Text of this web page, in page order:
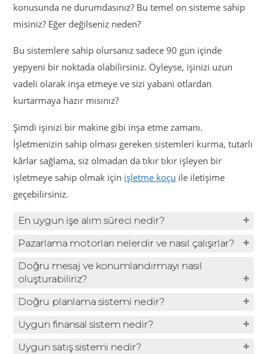
konusunda ne durumdasınız? Bu temel on sisteme sahip
misiniz? Eğer değilseniz neden?
Bu sistemlere sahip olursanız sadece 90 gün içinde
yepyeni bir noktada olabilirsiniz. Öyleyse, işinizi uzun
vadeli olarak inşa etmeye ve sizi yabani otlardan
kurtarmaya hazır mısınız?
Şimdi işinizi bir makine gibi inşa etme zamanı.
İşletmenizin sahip olması gereken sistemleri kurma, tutarlı
kârlar sağlama, siz olmadan da tıkır tıkır işleyen bir
işletmeye sahip olmak için işletme koçu ile iletişime
geçebilirsiniz.
En uygun işe alım süreci nedir?
Pazarlama motorları nelerdir ve nasıl çalışırlar?
Doğru mesaj ve konumlandırmayı nasıl
oluşturabiliriz?
Doğru planlama sistemi nedir?
Uygun finansal sistem nedir?
Uygun satış sistemi nedir?